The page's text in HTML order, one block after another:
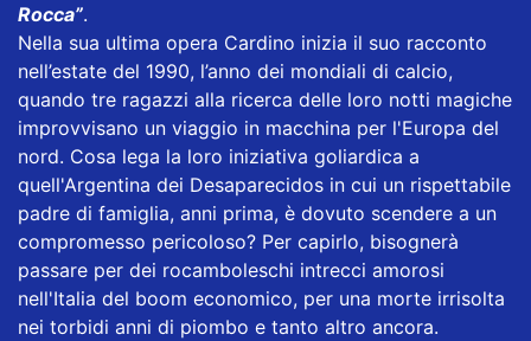
Rocca”.
Nella sua ultima opera Cardino inizia il suo racconto
nell’estate del 1990, l’anno dei mondiali di calcio,
quando tre ragazzi alla ricerca delle loro notti magiche
improvvisano un viaggio in macchina per l'Europa del
nord. Cosa lega la loro iniziativa goliardica a
quell'Argentina dei Desaparecidos in cui un rispettabile
padre di famiglia, anni prima, è dovuto scendere a un
compromesso pericoloso? Per capirlo, bisognerà
passare per dei rocamboleschi intrecci amorosi
nell'Italia del boom economico, per una morte irrisolta
nei torbidi anni di piombo e tanto altro ancora.